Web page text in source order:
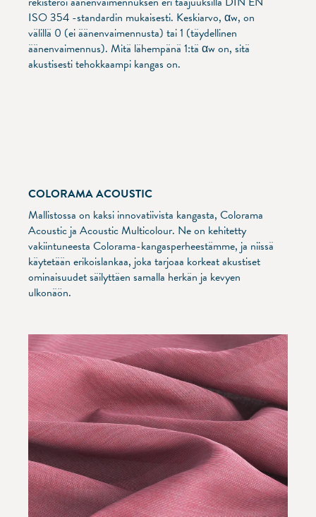
ISO 354 -standardin mukaisesti. Keskiarvo, αw, on
välillä 0 (ei äänenvaimennusta) tai 1 (täydellinen
äänenvaimennus). Mitä lähempänä 1:tä αw on, sitä
akustisesti tehokkaampi kangas on.
COLORAMA ACOUSTIC
Mallistossa on kaksi innovatiivista kangasta, Colorama
Acoustic ja Acoustic Multicolour. Ne on kehitetty
vakiintuneesta Colorama-kangasperheestämme, ja niissä
käytetään erikoislankaa, joka tarjoaa korkeat akustiset
ominaisuudet säilyttäen samalla herkän ja kevyen
ulkonäön.